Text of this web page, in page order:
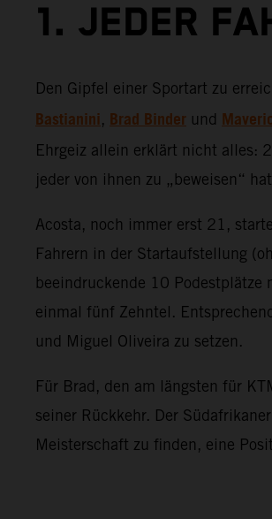
1. JEDER
Den Gipfel einer Sportart zu
Bastianini, Brad Binder und
Ehrgeiz allein erklärt nicht alles:
jeder von ihnen zu „beweisen“
Acosta, noch immer erst 21,
Fahrern in der Startaufstellung
beeindruckende 10
einmal fünf Zehntel.
und Miguel Oliveira zu setzen.
Für Brad, den am längsten für
seiner Rückkehr. Der
Meisterschaft zu finden, eine